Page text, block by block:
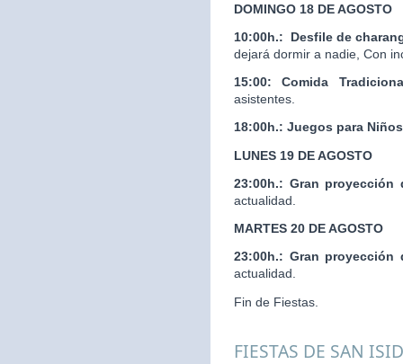
DOMINGO 18 DE AGOSTO
10:00h.:
Desfile de
dejará dormir a nadie, Con
15:00: Comida
asistentes.
18:00h.: Juegos para Niños
LUNES 19 DE AGOSTO
23:00h.: Gran proyección
actualidad.
MARTES 20 DE AGOSTO
23:00h.: Gran proyección
actualidad.
Fin de Fiestas.
FIESTAS DE SAN